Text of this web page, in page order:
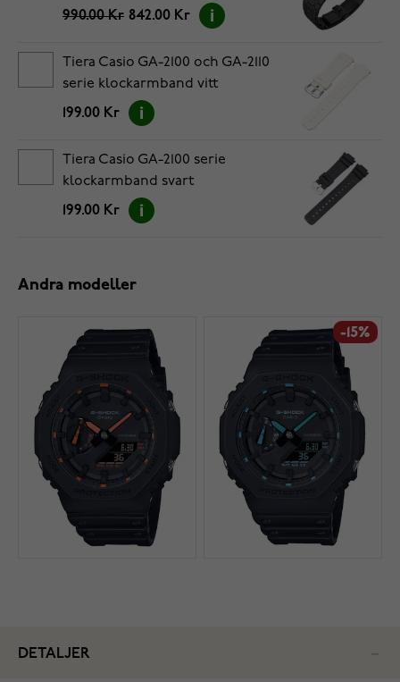
990.00 Kr 842.00 Kr
Tiera Casio GA-2100 och GA-2110
serie klockarmband vitt
199.00 Kr
Tiera Casio GA-2100 serie
klockarmband svart
199.00 Kr
Andra modeller
-15%
DETALJER